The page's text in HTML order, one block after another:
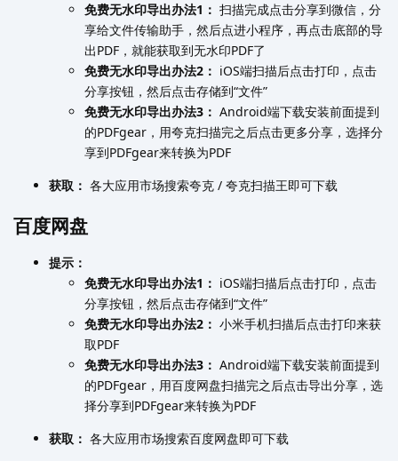
免费无水印导出办法1： 扫描完成点击分享到微信，分
享给文件传输助手，然后点进小程序，再点击底部的导
出PDF，就能获取到无水印PDF了
免费无水印导出办法2： iOS端扫描后点击打印，点击
分享按钮，然后点击存储到“文件”
免费无水印导出办法3： Android端下载安装前面提到
的PDFgear，用夸克扫描完之后点击更多分享，选择分
享到PDFgear来转换为PDF
获取： 各大应用市场搜索夸克 / 夸克扫描王即可下载
百度网盘
提示：
免费无水印导出办法1： iOS端扫描后点击打印，点击
分享按钮，然后点击存储到“文件”
免费无水印导出办法2： 小米手机扫描后点击打印来获
取PDF
免费无水印导出办法3： Android端下载安装前面提到
的PDFgear，用百度网盘扫描完之后点击导出分享，选
择分享到PDFgear来转换为PDF
获取： 各大应用市场搜索百度网盘即可下载